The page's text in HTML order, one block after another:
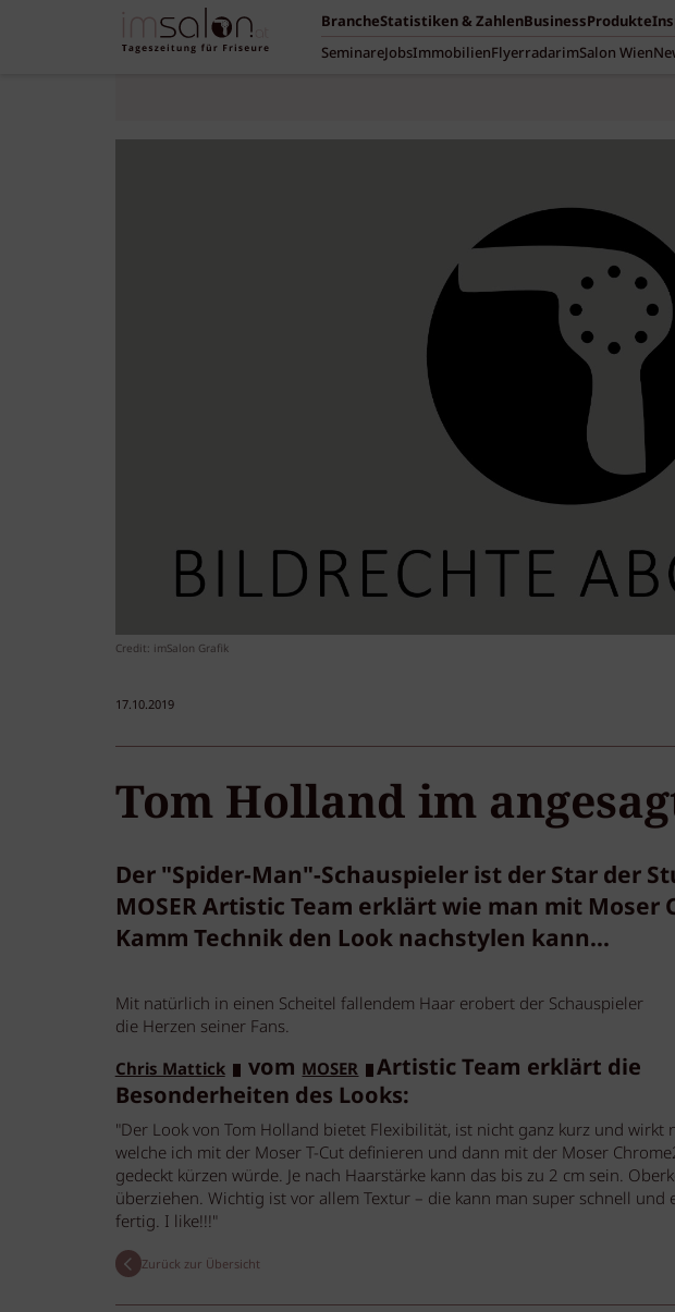
BrancheStatistiken & ZahlenBusinessProdukte
SeminareJobsImmobilienFlyerradarimSalon Wien
Credit: imSalon Grafik
17.10.2019
Tom Holland im
Der "Spider-Man"-Schauspieler ist der Star der
MOSER Artistic Team erklärt wie man mit
Kamm Technik den Look nachstylen kann...
Mit natürlich in einen Scheitel fallendem Haar erobert der Schauspieler
die Herzen seiner Fans.
Chris Mattick
vomMOSER
Artistic Team erklärt die
Besonderheiten des Looks:
"Der Look von Tom Holland bietet Flexibilität, ist nicht ganz kurz und
welche ich mit der Moser T-Cut definieren und dann mit der Moser
gedeckt kürzen würde. Je nach Haarstärke kann das bis zu 2 cm sein.
überziehen. Wichtig ist vor allem Textur – die kann man super schnell
fertig. I like!!!"
Zurück zur Übersicht